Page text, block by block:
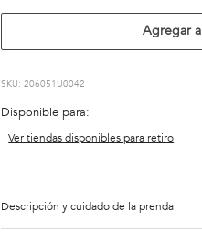
Agregar
:206051U0042
Disponible para:
Ver tiendas disponibles para retiro
Descripción y cuidado de la prenda